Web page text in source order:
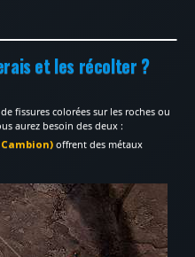
et les récolter ?
fissures colorées sur les roches ou
aurez besoin des deux :
offrent des métaux